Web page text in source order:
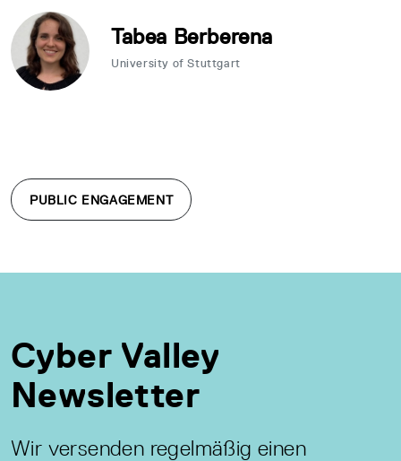
Tabea Berberena
University of Stuttgart
PUBLIC ENGAGEMENT
Cyber Valley
Newsletter
Wir versenden regelmäßig einen